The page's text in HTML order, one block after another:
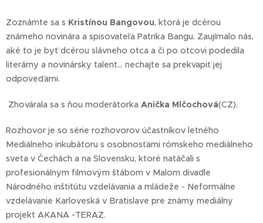
Zoznámte sa s Kristínou Bangovou, ktorá je dcérou
známeho novinára a spisovateľa Patrika Bangu. Zaujímalo nás,
aké to je byť dcérou slávneho otca a či po otcovi podedila
literárny a novinársky talent... nechajte sa prekvapiť jej
odpoveďami.
Zhovárala sa s ňou moderátorka Anička Mlčochová(CZ).
Rozhovor je so série rozhovorov účastníkov letného
Mediálneho inkubátoru s osobnosťami rómskeho mediálneho
sveta v Čechách a na Slovensku, ktoré natáčali s
profesionálnym filmovým štábom v Malom divadle
Národného inštitútu vzdelávania a mládeže - Neformálne
vzdelávanie Karloveská v Bratislave pre známy mediálny
projekt AKANA -TERAZ.